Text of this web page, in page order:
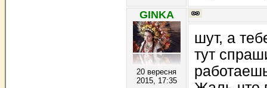
GINKA
20 вересня
2015, 17:35
шут, а
тут